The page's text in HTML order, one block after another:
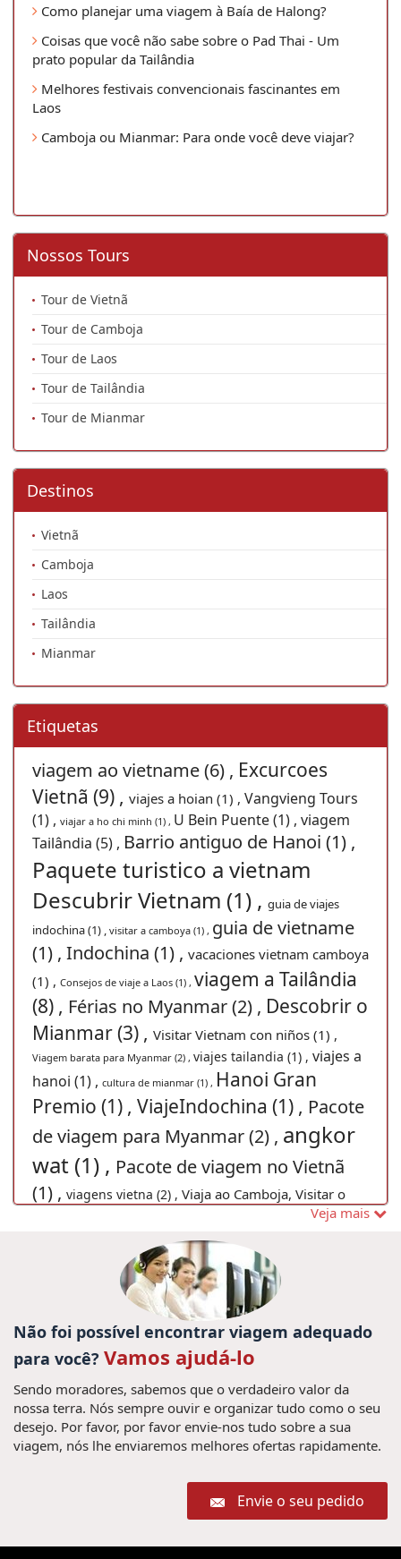
Como planejar uma viagem à Baía de Halong?
Coisas que você não sabe sobre o Pad Thai - Um
prato popular da Tailândia
Melhores festivais convencionais fascinantes em
Laos
Camboja ou Mianmar: Para onde você deve viajar?
Nossos Tours
Tour de Vietnã
Tour de Camboja
Tour de Laos
Tour de Tailândia
Tour de Mianmar
Destinos
Vietnã
Camboja
Laos
Tailândia
Mianmar
Etiquetas
viagem ao vietname (6) , Excurcoes
Vietnã (9) , viajes a hoian (1) , Vangvieng Tours
(1) , viajar a ho chi minh (1) , U Bein Puente (1) , viagem
Tailândia (5) , Barrio antiguo de Hanoi (1) ,
Paquete turistico a vietnam
Descubrir Vietnam (1) , guia de viajes
indochina (1) , visitar a camboya (1) , guia de vietname
(1) , Indochina (1) , vacaciones vietnam camboya
(1) , Consejos de viaje a Laos (1) , viagem a Tailândia
(8) , Férias no Myanmar (2) , Descobrir o
Mianmar (3) , Visitar Vietnam con niños (1) ,
Viagem barata para Myanmar (2) , viajes tailandia (1) , viajes a
hanoi (1) , cultura de mianmar (1) , Hanoi Gran
Premio (1) , ViajeIndochina (1) , Pacote
de viagem para Myanmar (2) , angkor
wat (1) , Pacote de viagem no Vietnã
(1) , viagens vietna (2) , Viaja ao Camboja, Visitar o
Camboja, Viagem em família Camboja, Excurcoes
viajes camboya, cultura
camboya, vacaciones camboya,
viajar a camboya, guia de
camboya (1) ,Crucero Bahia de Halong (1) ,
Viajar para o Vietnã Grande Prêmio 2020 (2) ,
Ferias no Mianmar (9) ,
Mercados Hanoi (1) ,Pacotes de viagens vietnã
(35) , Excusiones Tailandia (1) ,Vacaciones Vietnam Fórmula
Uno 2020 (1) ,
Pacotes de
viagens Camboja (3) ,Excursões em
Vietnam Gran Premio (1)
,Consejos viaje a Tailandia Guia de Viaje Tailandia (1) ,
Veja mais
Não foi possível encontrar viagem adequado
para você? Vamos ajudá-lo
Sendo moradores, sabemos que o verdadeiro valor da
nossa terra. Nós sempre ouvir e organizar tudo como o seu
desejo. Por favor, por favor envie-nos tudo sobre a sua
viagem, nós lhe enviaremos melhores ofertas rapidamente.
Envie o seu pedido